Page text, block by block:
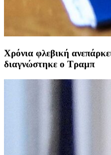
Χρόνια φλεβική
διαγνώστηκε ο Τραμπ